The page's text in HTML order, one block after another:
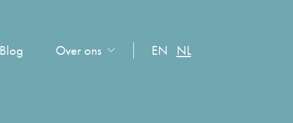
Blog Over ons EN NL